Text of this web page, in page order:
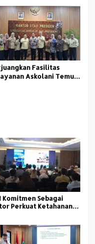
Fasilitas
Askolani Temui
Komitmen Sebagai
Perkuat Ketahanan